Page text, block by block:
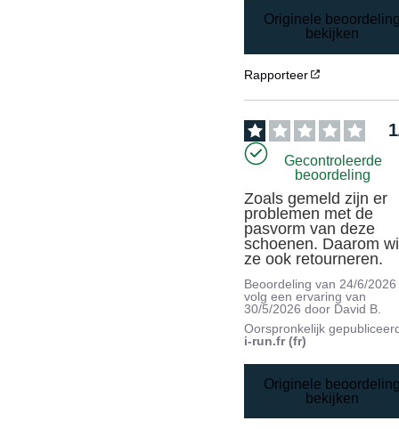
Originele
bekijken
Rapporteer
1
Gecontroleerde
beoordeling
Zoals gemeld zijn er
problemen met de
pasvorm van deze
schoenen. Daarom
ze ook retourneren.
Beoordeling van 24/6/2026
volg een ervaring van
30/5/2026 door David B.
Oorspronkelijk
i-run.fr (fr)
Originele
bekijken